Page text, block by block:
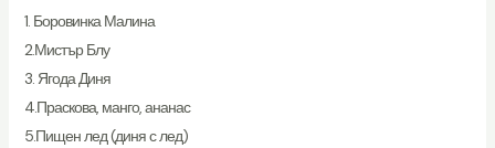
1. Боровинка Малина
2.Мистър Блу
3. Ягода Диня
4.Праскова, манго, ананас
5.Пищен лед (диня с лед)